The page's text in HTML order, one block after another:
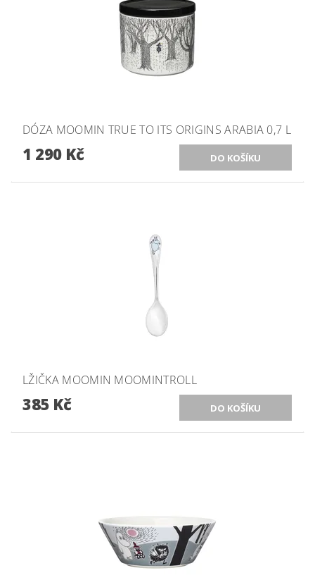
DÓZA MOOMIN TRUE TO ITS ORIGINS ARABIA 0,7 L
1 290 Kč
LŽIČKA MOOMIN MOOMINTROLL
385 Kč